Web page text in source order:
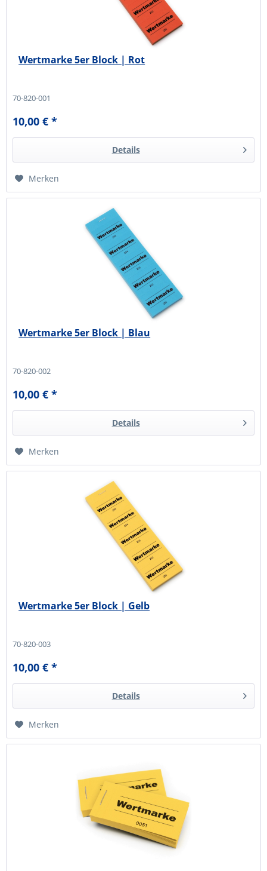
Wertmarke 5er Block | Rot
70-820-001
10,00 € *
Details
Merken
Wertmarke 5er Block | Blau
70-820-002
10,00 € *
Details
Merken
Wertmarke 5er Block | Gelb
70-820-003
10,00 € *
Details
Merken